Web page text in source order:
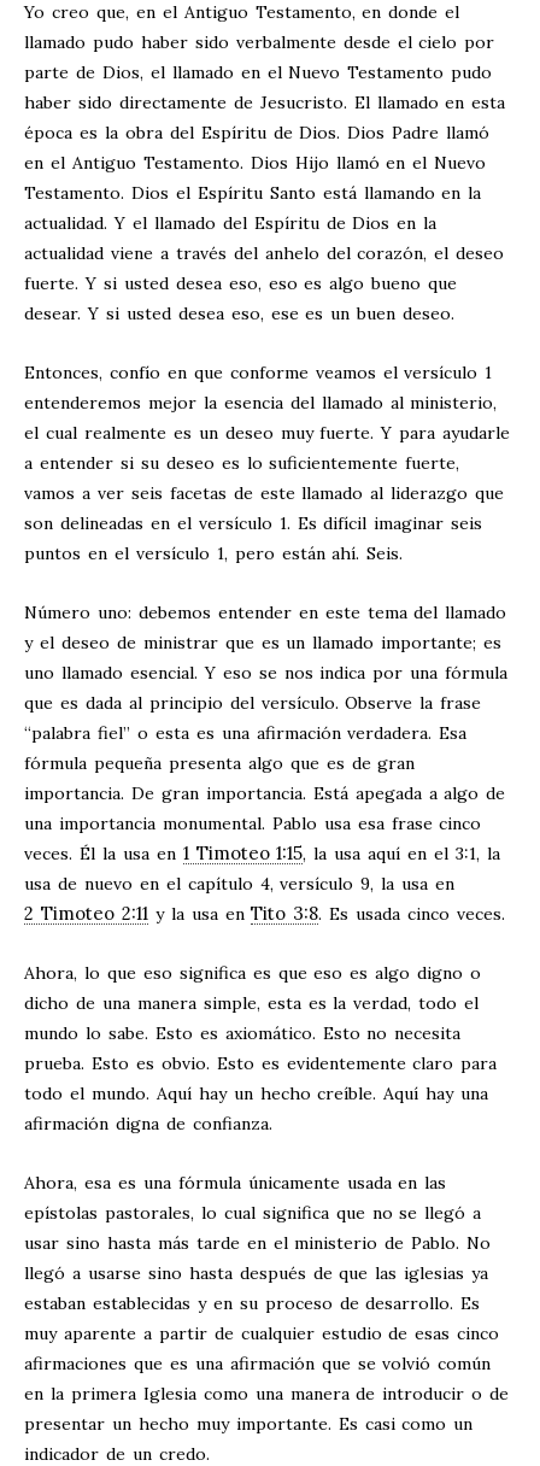
Yo creo que, en el Antiguo Testamento, en donde el
llamado pudo haber sido verbalmente desde el cielo por
parte de Dios, el llamado en el Nuevo Testamento pudo
haber sido directamente de Jesucristo. El llamado en esta
época es la obra del Espíritu de Dios. Dios Padre llamó
en el Antiguo Testamento. Dios Hijo llamó en el Nuevo
Testamento. Dios el Espíritu Santo está llamando en la
actualidad. Y el llamado del Espíritu de Dios en la
actualidad viene a través del anhelo del corazón, el deseo
fuerte. Y si usted desea eso, eso es algo bueno que
desear. Y si usted desea eso, ese es un buen deseo.
Entonces, confío en que conforme veamos el versículo 1
entenderemos mejor la esencia del llamado al ministerio,
el cual realmente es un deseo muy fuerte. Y para ayudarle
a entender si su deseo es lo suficientemente fuerte,
vamos a ver seis facetas de este llamado al liderazgo que
son delineadas en el versículo 1. Es difícil imaginar seis
puntos en el versículo 1, pero están ahí. Seis.
Número uno: debemos entender en este tema del llamado
y el deseo de ministrar que es un llamado importante; es
uno llamado esencial. Y eso se nos indica por una fórmula
que es dada al principio del versículo. Observe la frase
“palabra fiel” o esta es una afirmación verdadera. Esa
fórmula pequeña presenta algo que es de gran
importancia. De gran importancia. Está apegada a algo de
una importancia monumental. Pablo usa esa frase cinco
veces. Él la usa en 1 Timoteo 1:15, la usa aquí en el 3:1, la
usa de nuevo en el capítulo 4, versículo 9, la usa en
2 Timoteo 2:11y la usa enTito 3:8. Es usada cinco veces.
Ahora, lo que eso significa es que eso es algo digno o
dicho de una manera simple, esta es la verdad, todo el
mundo lo sabe. Esto es axiomático. Esto no necesita
prueba. Esto es obvio. Esto es evidentemente claro para
todo el mundo. Aquí hay un hecho creíble. Aquí hay una
afirmación digna de confianza.
Ahora, esa es una fórmula únicamente usada en las
epístolas pastorales, lo cual significa que no se llegó a
usar sino hasta más tarde en el ministerio de Pablo. No
llegó a usarse sino hasta después de que las iglesias ya
estaban establecidas y en su proceso de desarrollo. Es
muy aparente a partir de cualquier estudio de esas cinco
afirmaciones que es una afirmación que se volvió común
en la primera Iglesia como una manera de introducir o de
presentar un hecho muy importante. Es casi como un
indicador de un credo.